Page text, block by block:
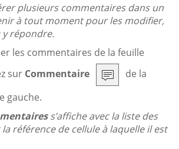
plusieurs commentaires dans un
à tout moment pour les modifier,
répondre.
les commentaires de la feuille
sur Commentaire
de la
gauche.
s’affiche avec la liste des
référence de cellule à laquelle il est